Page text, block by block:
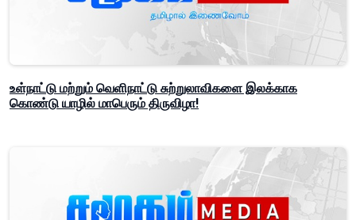
உள்நாட்டு மற்றும் வெளிநாட்டு சுற்றுலாவிகளை இலக்காக
கொண்டு யாழில் மாபெரும் திருவிழா!